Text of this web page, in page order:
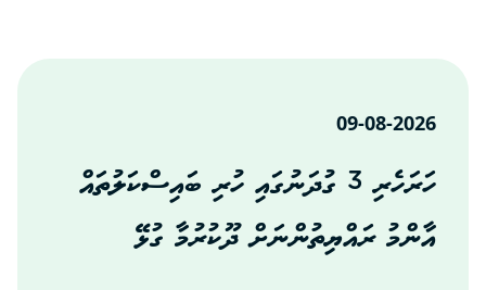
09-08-2026
ހަރަހެރި 3 ގުދަނުގައި ހުރި ބައިސްކަލުތައް
އާންމު ރައްޔިތުންނަށް ދޫކުރުމާ ގުޅޭ